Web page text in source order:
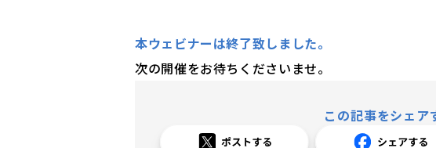
本ウェビナーは終了致しました。
次の開催をお待ちくださいませ。
この記事をシェア